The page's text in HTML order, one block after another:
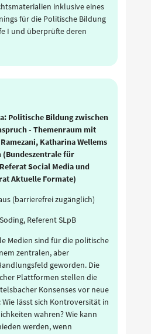
inklusive eines
für die Politische Bildung
I und überprüfte deren
Politische Bildung zwischen
- Themenraum mit
Katharina Wellems
(Bundeszentrale für
Social Media und
Aktuelle Formate)
(barrierefrei zugänglich)
Referent SLpB
Medien sind für die politische
zentralen, aber
geworden. Die
Plattformen stellen die
Konsenses vor neue
lässt sich Kontroversität in
wahren? Wie kann
werden, wenn